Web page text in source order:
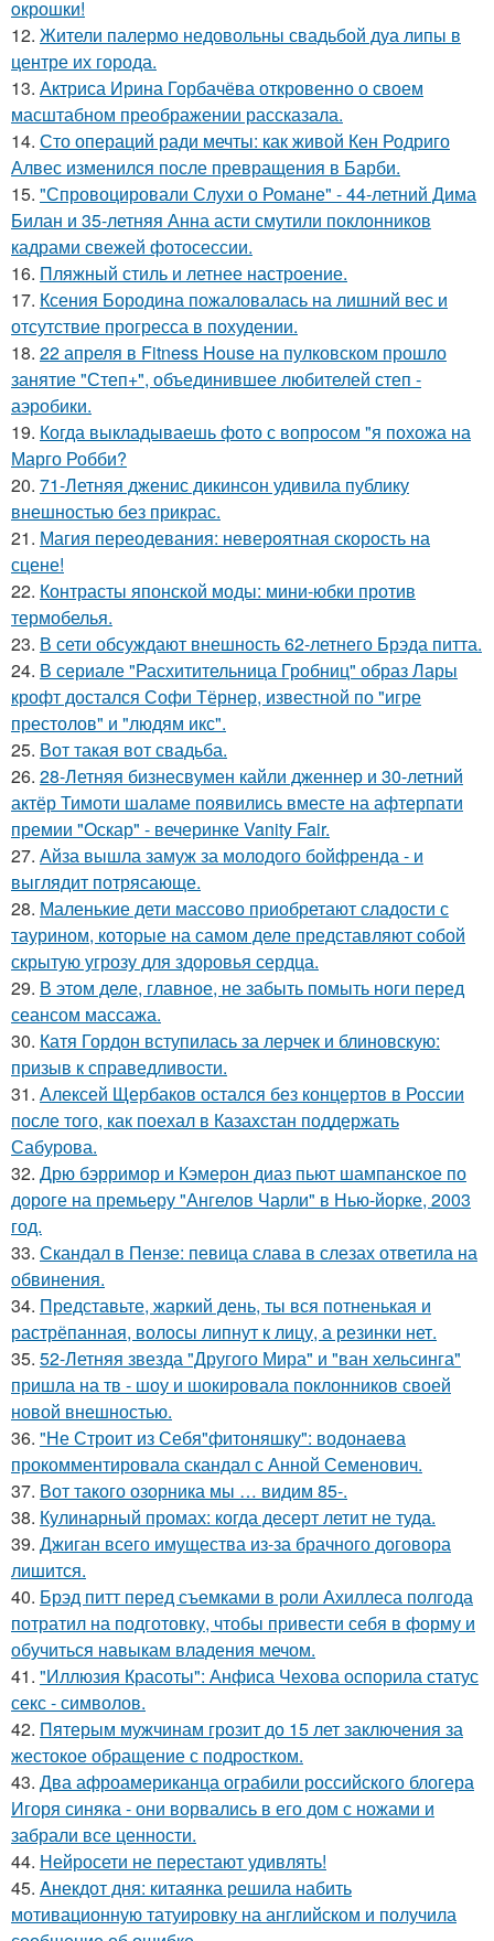
oкрошки!
12. Жители палермо недовольны свадьбой дуа липы в
центре их города.
13. Актриса Ирина Горбачёва откровенно о своем
масштабном преображении рассказала.
14. Сто операций ради мечты: как живой Кен Родриго
Алвес изменился после превращения в Барби.
15. "Спровоцировали Слухи о Романе" - 44-летний Дима
Билан и 35-летняя Анна асти смутили поклонников
кадрами свежей фотосессии.
16. Пляжный стиль и летнее настроение.
17. Ксения Бородина пожаловалась на лишний вес и
отсутствие прогресса в похудении.
18. 22 апреля в Fitness House на пулковском прошло
занятие "Степ+", объединившее любителей степ -
аэробики.
19. Когда выкладываешь фото с вопросом "я похожа на
Марго Робби?
20. 71-Летняя дженис дикинсон удивила публику
внешностью без прикрас.
21. Магия переодевания: невероятная скорость на
сцене!
22. Контрасты японской моды: мини-юбки против
термобелья.
23. В сети обсуждают внешность 62-летнего Брэда питта.
24. В сериале "Расхитительница Гробниц" образ Лары
крофт достался Софи Тёрнер, известной по "игре
престолов" и "людям икс".
25. Вот такая вот свадьба.
26. 28-Летняя бизнесвумен кайли дженнер и 30-летний
актёр Тимоти шаламе появились вместе на афтерпати
премии "Оскар" - вечеринке Vanity Fair.
27. Айза вышла замуж за молодого бойфренда - и
выглядит потрясающе.
28. Маленькие дети массово приобретают сладости с
таурином, которые на самом деле представляют собой
скрытую угрозу для здоровья сердца.
29. В этом деле, главное, не забыть помыть ноги перед
сеансом массажа.
30. Катя Гордон вступилась за лерчек и блиновскую:
призыв к справедливости.
31. Алексей Щербаков остался без концертов в России
после того, как поехал в Казахстан поддержать
Сабурова.
32. Дрю бэрримор и Кэмерон диаз пьют шампанское по
дороге на премьеру "Ангелов Чарли" в Нью-йорке, 2003
год.
33. Скандал в Пензе: певица слава в слезах ответила на
обвинения.
34. Представьте, жаркий день, ты вся потненькая и
растрёпанная, волосы липнут к лицу, а резинки нет.
35. 52-Летняя звезда "Другого Мира" и "ван хельсинга"
пришла на тв - шоу и шокировала поклонников своей
новой внешностью.
36. "Не Строит из Себя"фитоняшку": водонаева
прокомментировала скандал с Анной Семенович.
37. Вот такого озорника мы … видим 85-.
38. Кулинарный промах: когда десерт летит не туда.
39. Джиган всего имущества из-за брачного договора
лишится.
40. Брэд питт перед съемками в роли Ахиллеса полгода
потратил на подготовку, чтобы привести себя в форму и
обучиться навыкам владения мечом.
41. "Иллюзия Красоты": Анфиса Чехова оспорила статус
секс - символов.
42. Пятерым мужчинам грозит до 15 лет заключения за
жестокое обращение с подростком.
43. Два афроамериканца ограбили российского блогера
Игоря синяка - они ворвались в его дом с ножами и
забрали все ценности.
44. Нейросети не перестают удивлять!
45. Aнекдот дня: китаянка решила набить
мотивационную татуировку на английском и получила